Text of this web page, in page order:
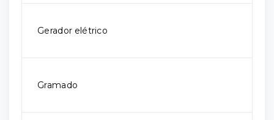
Gerador elétrico
Gramado